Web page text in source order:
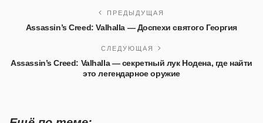
ПРЕДЫДУЩАЯ
Assassin’s Creed: Valhalla — Доспехи святого Георгия
СЛЕДУЮЩАЯ
Assassin’s Creed: Valhalla — секретный лук Нодена, где найти
это легендарное оружие